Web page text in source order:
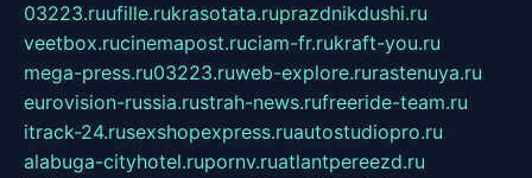
03223.ruufille.rukrasotata.ruprazdnikdushi.ru
veetbox.rucinemapost.ruciam-fr.rukraft-you.ru
mega-press.ru03223.ruweb-explore.rurastenuya.ru
eurovision-russia.rustrah-news.rufreeride-team.ru
itrack-24.rusexshopexpress.ruautostudiopro.ru
alabuga-cityhotel.rupornv.ruatlantpereezd.ru